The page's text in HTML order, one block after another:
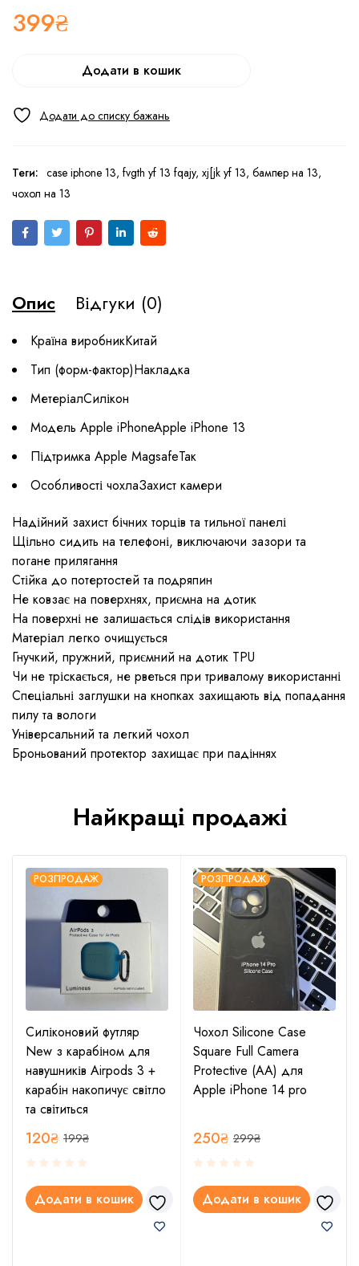
399₴
Додати в кошик
Теги: case iphone 13, fvgth yf 13 fqajy, xj[jk yf 13, бампер на 13,
чохол на 13
Опис Відгуки (0)
Країна виробникКитай
Тип (форм-фактор)Накладка
МетеріалСилікон
Модель Apple iPhoneApple iPhone 13
Підтримка Apple MagsafeТак
Особливості чохлаЗахист камери
Надійний захист бічних торців та тильної панелі
Щільно сидить на телефоні, виключаючи зазори та
погане прилягання
Стійка до потертостей та подряпин
Не ковзає на поверхнях, приємна на дотик
На поверхні не залишається слідів використання
Матеріал легко очищується
Гнучкий, пружний, приємний на дотик TPU
Чи не тріскається, не рветься при тривалому використанні
Спеціальні заглушки на кнопках захищають від попадання
пилу та вологи
Універсальний та легкий чохол
Броньований протектор захищає при падіннях
Найкращі продажі
РОЗПРОДАЖ
Силіконовий футляр
New з карабіном для
навушників Airpods 3 +
карабін накопичує світло
та світиться
199₴
120₴
Додати в кошик
РОЗПРОДАЖ
Чохол Silicone Case
Square Full Camera
Protective (AA) для
Apple iPhone 14 pro
299₴
250₴
Додати в кошик